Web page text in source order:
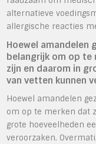
alternatieve
allergische reacties
Hoewel amandelen
belangrijk om op te
zijn en daarom in
van vetten kunnen
Hoewel amandelen
om op te merken dat
grote hoeveelheden
veroorzaken.